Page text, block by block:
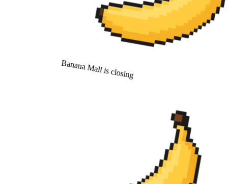
Banana Mall is closing